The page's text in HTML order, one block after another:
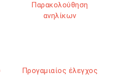
Παρακολούθηση
ανηλίκων
Προγαμιαίος έλεγχος